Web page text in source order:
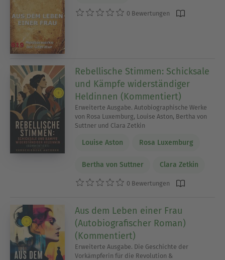
0 Bewertungen
Rebellische Stimmen: Schicksale
und Kämpfe widerständiger
Heldinnen (Kommentiert)
Erweiterte Ausgabe. Autobiographische Werke
von Rosa Luxemburg, Louise Aston, Bertha von
Suttner und Clara Zetkin
Louise Aston Rosa Luxemburg
Bertha von Suttner Clara Zetkin
0 Bewertungen
Aus dem Leben einer Frau
(Autobiografischer Roman)
(Kommentiert)
Erweiterte Ausgabe. Die Geschichte der
Vorkämpferin für die Revolution &